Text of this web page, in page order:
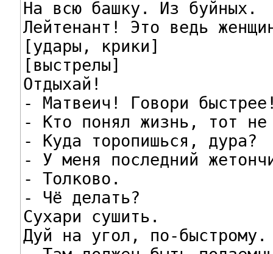
На всю башку. Из буйных.
Лейтенант! Это ведь
[удары, крики]
[выстрелы]
Отдыхай!
- Матвеич! Говори
- Кто понял жизнь, тот не
- Куда торопишься, дура?
- У меня последний
- Толково.
- Чё делать?
Сухари сушить.
Дуй на угол, по-быстрому.